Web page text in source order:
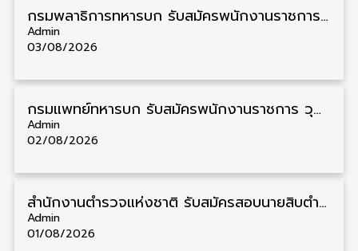
กรมพลาธิการทหารบก รับสมัครพนักงานราชการ วุฒิ ม.3/ม.6/ปวช. 66 อัตรา รับสมัคร 10 – 17 สิงหาคม
Admin
03/08/2026
กรมแพทย์ทหารบก รับสมัครพนักงานราชการ วุฒิ ม.3/ม.6/ปวช./ปวท./ปวส. 6 อัตรา รับสมัคร 3 – 7 สิงหาคม
Admin
02/08/2026
สำนักงานตำรวจแห่งชาติ รับสมัครสอบนายสิบตำรวจ วุฒิ ม.6/ปวช. 6,000 อัตรา รับสมัคร 8 – 19 สิงหาคม
Admin
01/08/2026